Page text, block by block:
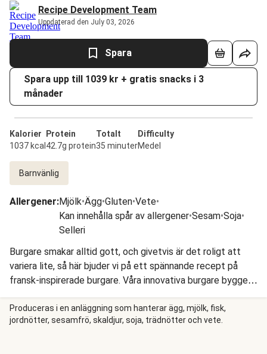
Recipe Development Team
Uppdaterad den July 03, 2026
Spara
Spara upp till 1039 kr + gratis snacks i 3
månader
Kalorier
1037 kcal
Protein
42.7g protein
Totalt
35 minuter
Difficulty
Medel
Barnvänlig
Allergener:Mjölk•Ägg•Gluten•Vete•
Kan innehålla spår av allergener•Sesam•Soja•
Selleri
Burgare smakar alltid gott, och givetvis är det roligt att
variera lite, så här bjuder vi på ett spännande recept på
fransk-inspirerade burgare. Våra innovativa burgare bygger
vi med sprödstekta nötfärsbiffar, krämig bearnaisesås,
picklad rödlök och färsk spenat. Vi serverar våra
fantastiska burgare med hemmagjorda pommes och en
Produceras i en anläggning som hanterar ägg, mjölk, fisk,
jordnötter, sesamfrö, skaldjur, soja, trädnötter och vete.